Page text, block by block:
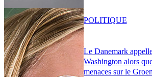
Le Danemark
Washington alors
menaces sur le
POLITIQUE